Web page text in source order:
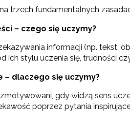
modelu branżowej szkoły
modułowych e-podręczników"
dydaktycznych zintegrowanego
trzech fundamentalnych
– czego się uczymy?
informacji (np. tekst,
ich stylu uczenia się, trudności
– dlaczego się uczymy?
gdy widzą sens
poprzez pytania